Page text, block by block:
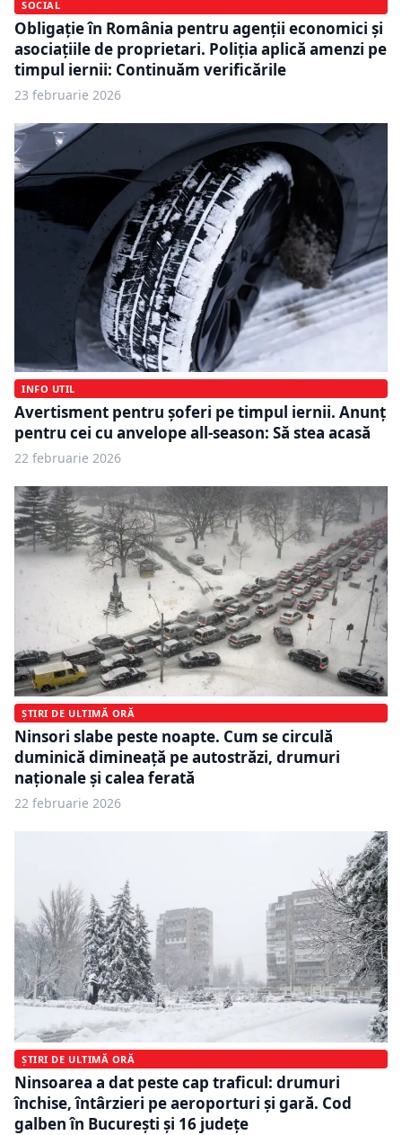
SOCIAL
Obligație în România pentru agenții economici și
asociațiile de proprietari. Poliția aplică amenzi pe
timpul iernii: Continuăm verificările
23 februarie 2026
INFO UTIL
Avertisment pentru șoferi pe timpul iernii. Anunț
pentru cei cu anvelope all-season: Să stea acasă
22 februarie 2026
ȘTIRI DE ULTIMĂ ORĂ
Ninsori slabe peste noapte. Cum se circulă
duminică dimineață pe autostrăzi, drumuri
naționale și calea ferată
22 februarie 2026
ȘTIRI DE ULTIMĂ ORĂ
Ninsoarea a dat peste cap traficul: drumuri
închise, întârzieri pe aeroporturi și gară. Cod
galben în București și 16 județe